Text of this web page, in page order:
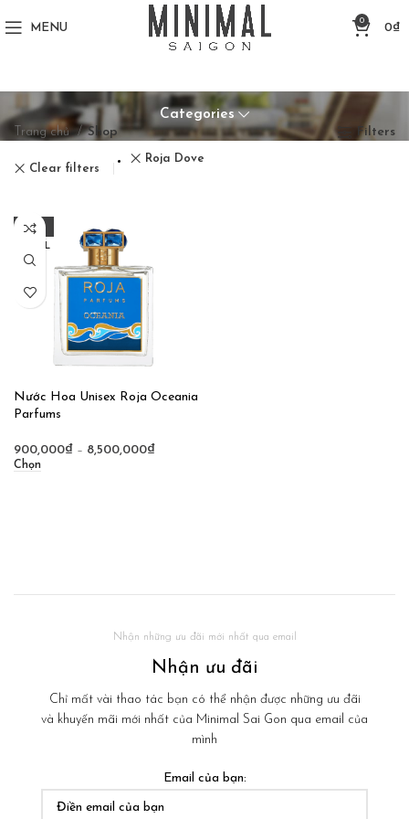
MENU
0
0₫
Categories
Trang chủ Shop Filters
Clear filters
Roja Dove
-29%
100ML
10ML
Nước Hoa Unisex Roja Oceania
Parfums
900,000₫ – 8,500,000₫
Chọn
Nhận những ưu đãi mới nhất qua email
Nhận ưu đãi
Chỉ mất vài thao tác bạn có thể nhận được những ưu đãi
và khuyến mãi mới nhất của Minimal Sai Gon qua email của
mình
Email của bạn: